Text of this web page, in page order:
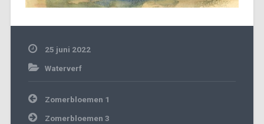
25 juni 2022
Waterverf
Bericht
navigatie
Zomerbloemen 1
Zomerbloemen 3